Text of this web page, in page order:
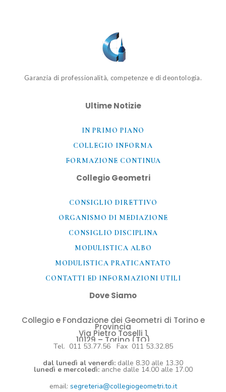
Garanzia di professionalità, competenze e di deontologia.
Ultime Notizie
IN PRIMO PIANO
COLLEGIO INFORMA
FORMAZIONE CONTINUA
Collegio Geometri
CONSIGLIO DIRETTIVO
ORGANISMO DI MEDIAZIONE
CONSIGLIO DISCIPLINA
MODULISTICA ALBO
MODULISTICA PRATICANTATO
CONTATTI ED INFORMAZIONI UTILI​
Dove Siamo
Collegio e Fondazione dei Geometri di Torino e
Provincia
Via Pietro Toselli 1
10129 – Torino (TO)
Tel. 011 53.77.56 Fax 011 53.32.85
dal lunedì al venerdì: dalle 8.30 alle 13.30
lunedì e mercoledì: anche dalle 14.00 alle 17.00
email: segreteria@collegiogeometri.to.it